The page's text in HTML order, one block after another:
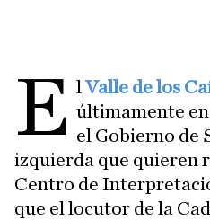
E lValle de los
últimamente
el Gobierno de
izquierda que quieren
Centro de
que el locutor de la